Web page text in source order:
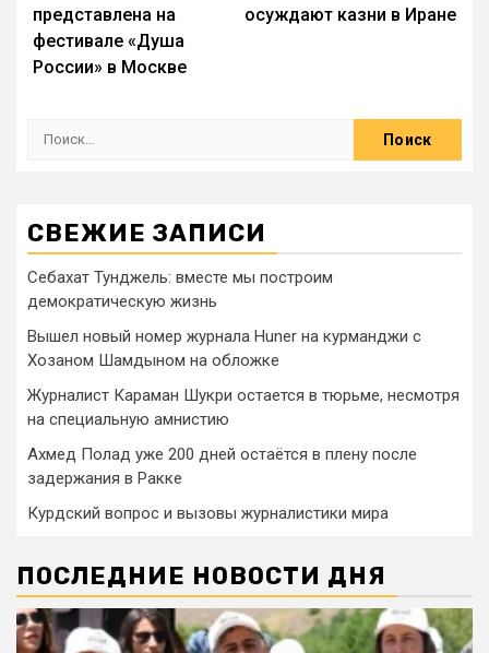
представлена на
фестивале «Душа
России» в Москве
осуждают казни в Иране
СВЕЖИЕ ЗАПИСИ
Себахат Тунджель: вместе мы построим
демократическую жизнь
Вышел новый номер журнала Huner на курманджи с
Хозаном Шамдыном на обложке
Журналист Караман Шукри остается в тюрьме, несмотря
на специальную амнистию
Ахмед Полад уже 200 дней остаётся в плену после
задержания в Ракке
Курдский вопрос и вызовы журналистики мира
ПОСЛЕДНИЕ НОВОСТИ ДНЯ